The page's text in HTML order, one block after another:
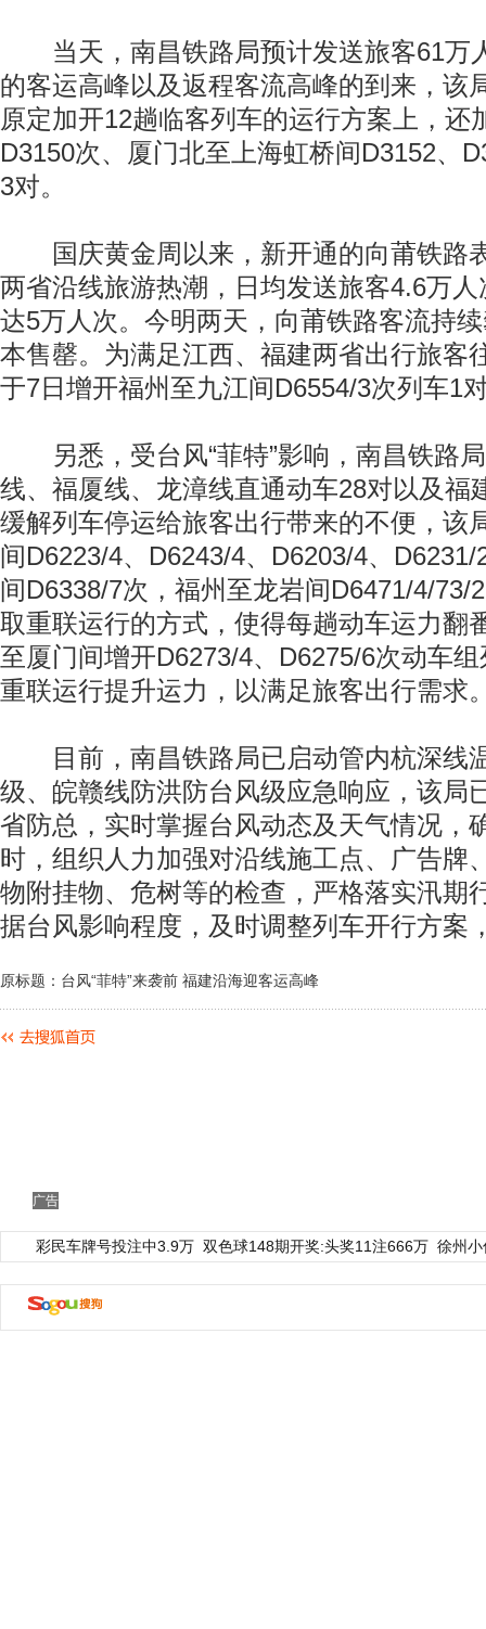
当天，南昌铁路局预计发送旅客61万
的客运高峰以及返程客流高峰的到来，该
原定加开12趟临客列车的运行方案上，还
D3150次、厦门北至上海虹桥间D3152、
3对。
国庆黄金周以来，新开通的向莆铁路
两省沿线旅游热潮，日均发送旅客4.6万
达5万人次。今明两天，向莆铁路客流持
本售罄。为满足江西、福建两省出行旅客
于7日增开福州至九江间D6554/3次列车1
另悉，受台风“菲特”影响，南昌铁路
线、福厦线、龙漳线直通动车28对以及福
缓解列车停运给旅客出行带来的不便，该
间D6223/4、D6243/4、D6203/4、
间D6338/7次，福州至龙岩间D6471/4/73/
取重联运行的方式，使得每趟动车运力翻
至厦门间增开D6273/4、D6275/6次动车
重联运行提升运力，以满足旅客出行需求
目前，南昌铁路局已启动管内杭深线
级、皖赣线防洪防台风级应急响应，该局
省防总，实时掌握台风动态及天气情况，
时，组织人力加强对沿线施工点、广告牌
物附挂物、危树等的检查，严格落实汛期
据台风影响程度，及时调整列车开行方案
原标题：台风“菲特”来袭前 福建沿海迎客运高峰
广告
彩民车牌号投注中3.9万 双色球148期开奖:头奖11注666万 徐州